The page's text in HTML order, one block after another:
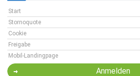
Start
Stornoquote
Cookie
Freigabe
Mobil-Landingpage
Anmelden